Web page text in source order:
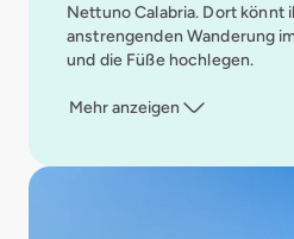
Nettuno Calabria. Dort könnt
anstrengenden Wanderung
und die Füße hochlegen.
Mehr anzeigen